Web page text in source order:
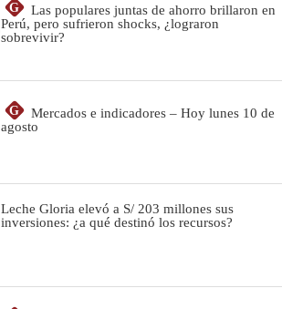
G
Las populares juntas de ahorro brillaron en
Perú, pero sufrieron shocks, ¿lograron
sobrevivir?
G
Mercados e indicadores – Hoy lunes 10 de
agosto
Leche Gloria elevó a S/ 203 millones sus
inversiones: ¿a qué destinó los recursos?